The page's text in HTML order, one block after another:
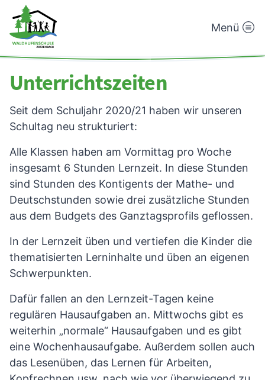
Waldhufenschule
Menü
Unterrichtszeiten
Seit dem Schuljahr 2020/21 haben wir unseren
Schultag neu strukturiert:
Alle Klassen haben am Vormittag pro Woche
insgesamt 6 Stunden Lernzeit. In diese Stunden
sind Stunden des Kontigents der Mathe- und
Deutschstunden sowie drei zusätzliche Stunden
aus dem Budgets des Ganztagsprofils geflossen.
In der Lernzeit üben und vertiefen die Kinder die
thematisierten Lerninhalte und üben an eigenen
Schwerpunkten.
Dafür fallen an den Lernzeit-Tagen keine
regulären Hausaufgaben an. Mittwochs gibt es
weiterhin „normale“ Hausaufgaben und es gibt
eine Wochenhausaufgabe. Außerdem sollen auch
das Lesenüben, das Lernen für Arbeiten,